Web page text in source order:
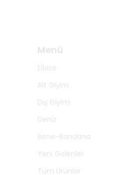
Menü
Elbise
Alt Giyim
Dış Giyim
Deniz
Bone-Bandana
Yeni Gelenler
Tüm Ürünler